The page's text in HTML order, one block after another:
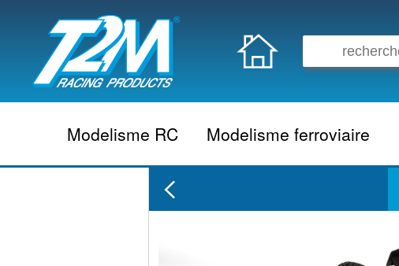
Modelisme RC
Vehicule electrique
Vehicule thermique
Modelisme ferroviaire